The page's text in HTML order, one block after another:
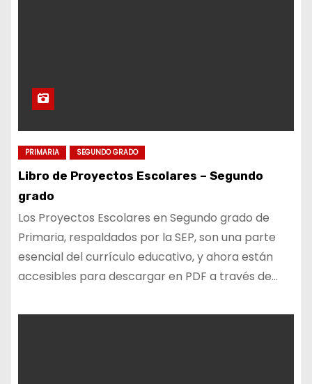
PRIMARIA SEGUNDO GRADO
Libro de Proyectos Escolares – Segundo
grado
Los Proyectos Escolares en Segundo grado de
Primaria, respaldados por la SEP, son una parte
esencial del currículo educativo, y ahora están
accesibles para descargar en PDF a través de…